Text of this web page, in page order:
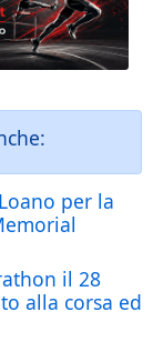
per la
il 28
alla corsa ed